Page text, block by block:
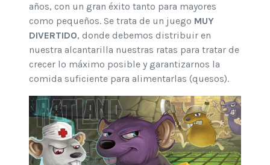
años, con un gran éxito tanto para mayores
como pequeños. Se trata de un juego MUY
DIVERTIDO, donde debemos distribuir en
nuestra alcantarilla nuestras ratas para tratar de
crecer lo máximo posible y garantizarnos la
comida suficiente para alimentarlas (quesos).